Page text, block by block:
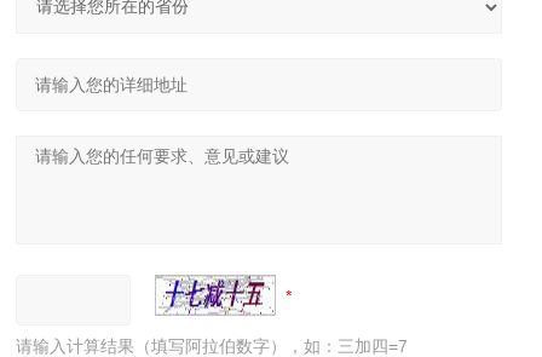
请输入计算结果（填写阿拉伯数字），如：三加四=7